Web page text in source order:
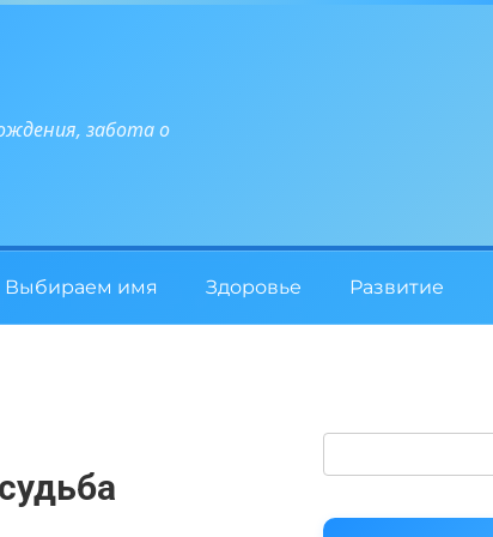
забота о
Выбираем имя Здоровье Развитие